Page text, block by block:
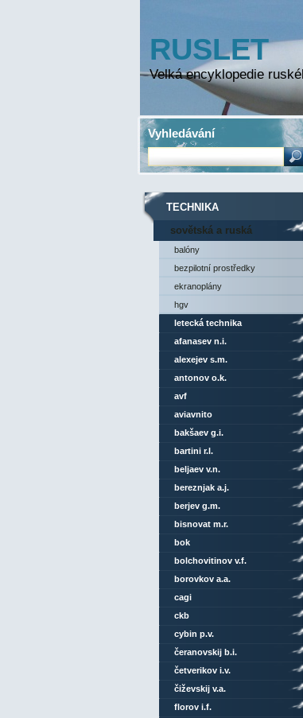
RUSLET
Velká encyklopedie
TECHNIKA
sovětská a ruská
technika
balóny
bezpilotní prostředky
ekranoplány
hgv
letecká technika
afanasev n.i.
alexejev s.m.
antonov o.k.
avf
aviavnito
bakšaev g.i.
bartini r.l.
beljaev v.n.
bereznjak a.j.
berjev g.m.
bisnovat m.r.
bok
bolchovitinov v.f.
borovkov a.a.
cagi
ckb
cybin p.v.
čeranovskij b.i.
četverikov i.v.
čiževskij v.a.
florov i.f.
Vyhledávání